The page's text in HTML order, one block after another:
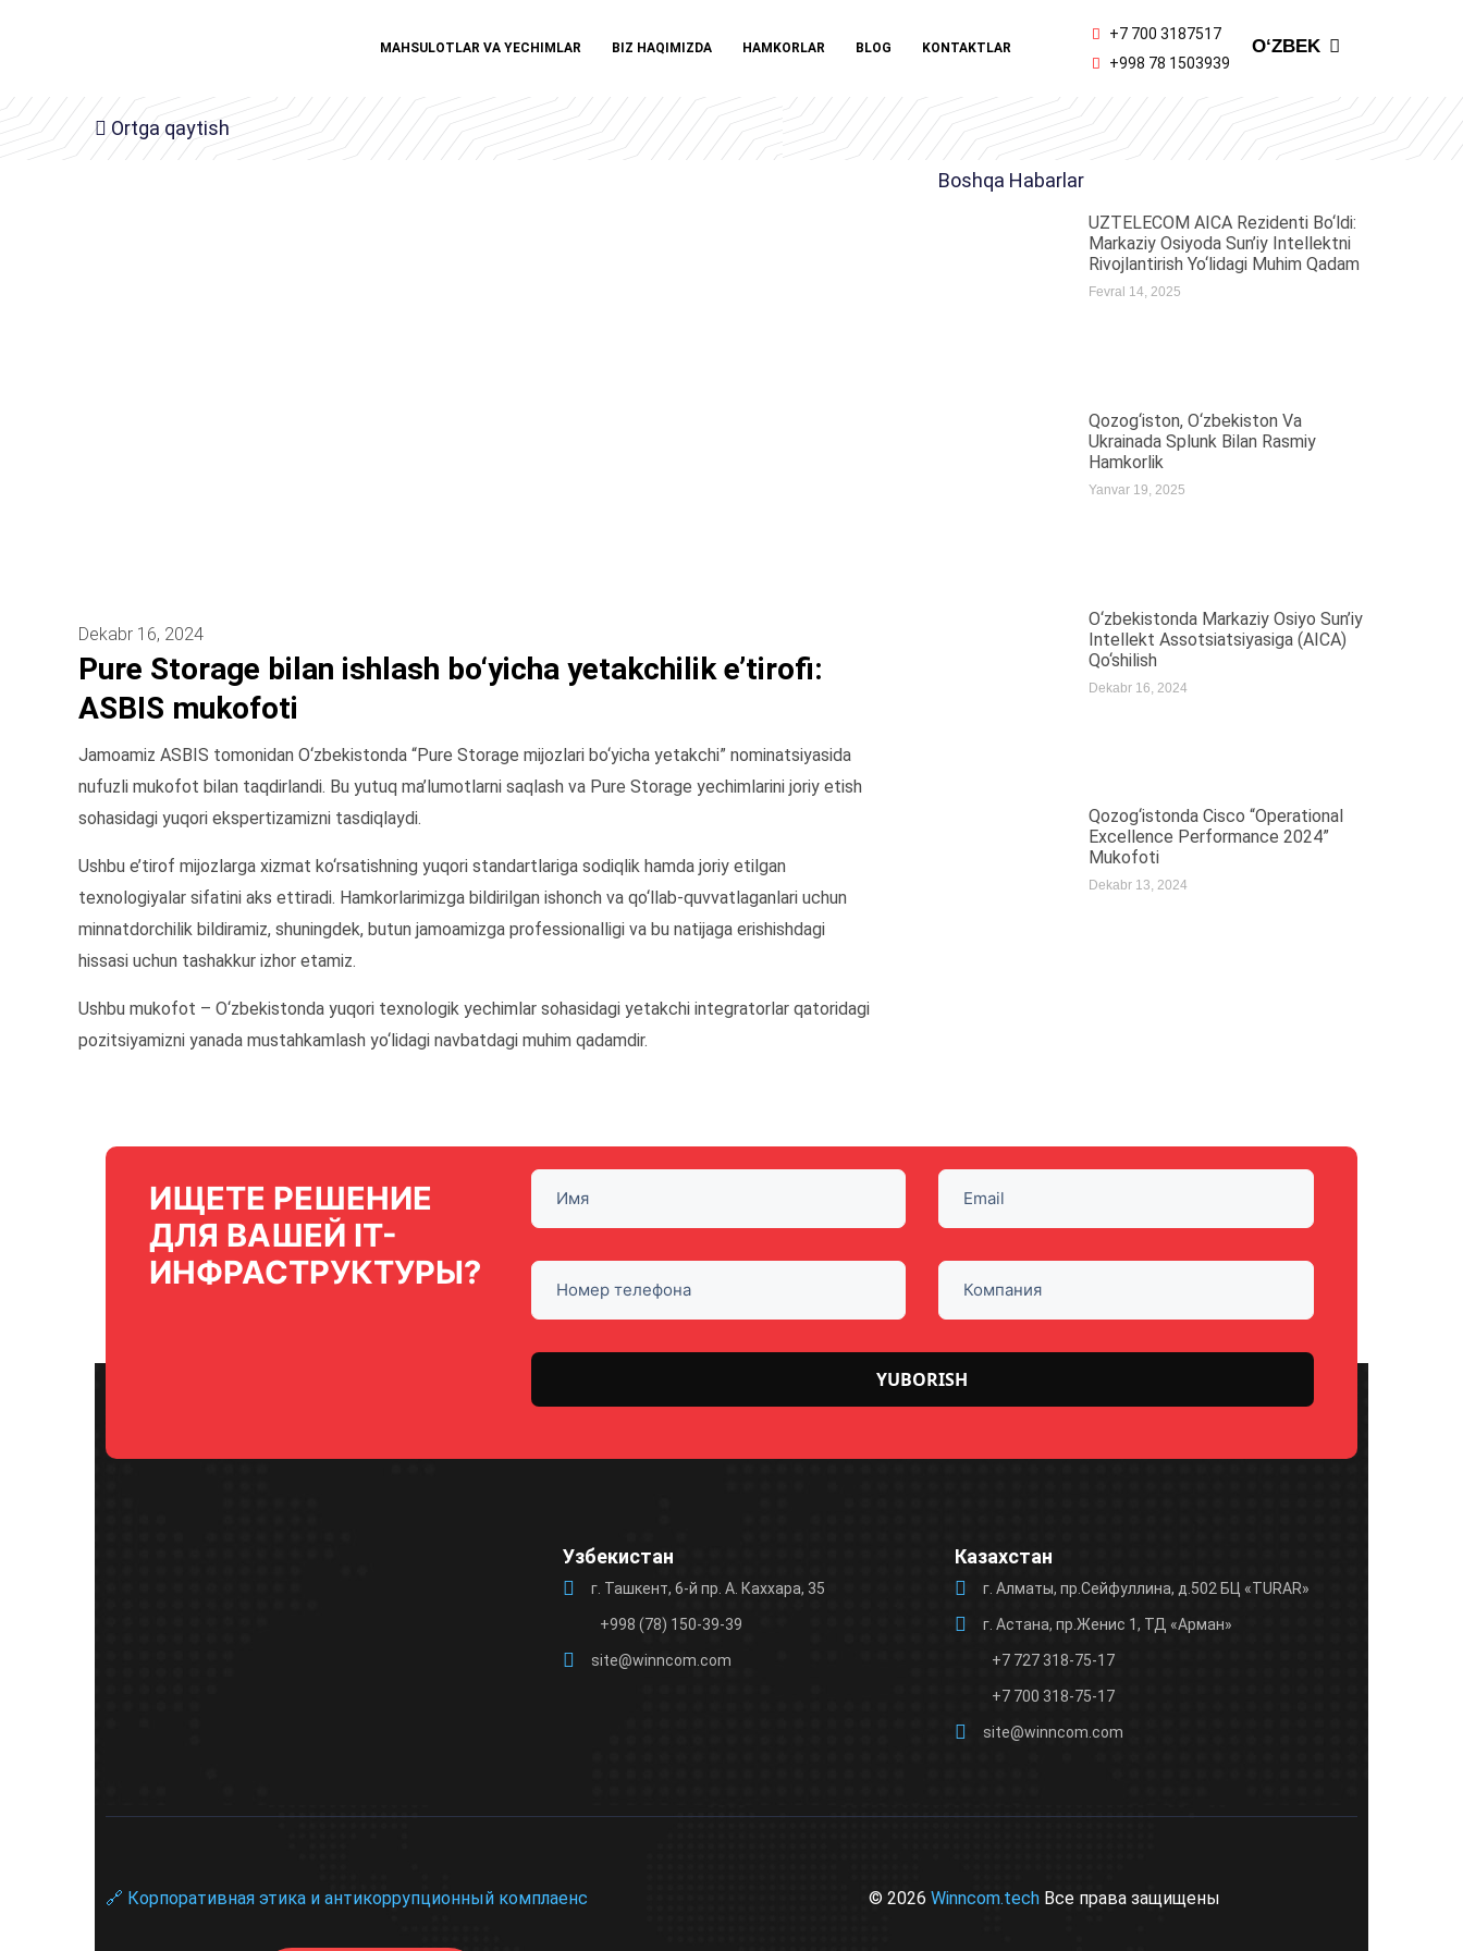
MAHSULOTLAR VA YECHIMLAR BIZ HAQIMIZDA HAMKORLAR BLOG KONTAKTLAR
+7 700 3187517
+998 78 1503939
OʻZBEK
ҚАЗАҚ ТІЛІ
Ortga qaytish
Dekabr 16, 2024
Pure Storage bilan ishlash bo‘yicha yetakchilik e’tirofi:
ASBIS mukofoti
Jamoamiz ASBIS tomonidan O‘zbekistonda “Pure Storage mijozlari bo‘yicha yetakchi” nominatsiyasida
nufuzli mukofot bilan taqdirlandi. Bu yutuq ma’lumotlarni saqlash va Pure Storage yechimlarini joriy etish
sohasidagi yuqori ekspertizamizni tasdiqlaydi.
Ushbu e’tirof mijozlarga xizmat ko‘rsatishning yuqori standartlariga sodiqlik hamda joriy etilgan
texnologiyalar sifatini aks ettiradi. Hamkorlarimizga bildirilgan ishonch va qo‘llab-quvvatlaganlari uchun
minnatdorchilik bildiramiz, shuningdek, butun jamoamizga professionalligi va bu natijaga erishishdagi
hissasi uchun tashakkur izhor etamiz.
Ushbu mukofot – O‘zbekistonda yuqori texnologik yechimlar sohasidagi yetakchi integratorlar qatoridagi
pozitsiyamizni yanada mustahkamlash yo‘lidagi navbatdagi muhim qadamdir.
Boshqa Habarlar
UZTELECOM AICA Rezidenti Bo‘ldi:
Markaziy Osiyoda Sun’iy Intellektni
Rivojlantirish Yo‘lidagi Muhim Qadam
Fevral 14, 2025
Qozog‘iston, O‘zbekiston Va
Ukrainada Splunk Bilan Rasmiy
Hamkorlik
Yanvar 19, 2025
O‘zbekistonda Markaziy Osiyo Sun’iy
Intellekt Assotsiatsiyasiga (AICA)
Qo‘shilish
Dekabr 16, 2024
Qozog‘istonda Cisco “Operational
Excellence Performance 2024”
Mukofoti
Dekabr 13, 2024
ИЩЕТЕ РЕШЕНИЕ
ДЛЯ ВАШЕЙ IT-
ИНФРАСТРУКТУРЫ?
empty.Узбекистан
г. Ташкент, 6-й пр. А. Каххара, 35
+998 (78) 150-39-39
site@winncom.com
Казахстан
г. Алматы, пр.Сейфуллина, д.502 БЦ «TURAR»
г. Астана, пр.Женис 1, ТД «Арман»
+7 727 318-75-17
+7 700 318-75-17
site@winncom.com
🔗 Корпоративная этика и антикоррупционный комплаенс © 2026 Winncom.tech Все права защищены